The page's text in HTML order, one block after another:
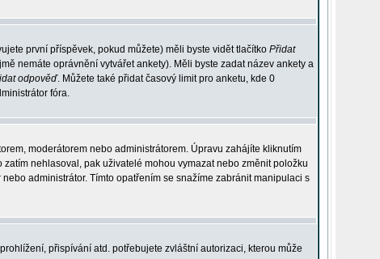
první příspěvek, pokud můžete) měli byste vidět tlačítko Přidat
nemáte oprávnění vytvářet ankety). Měli byste zadat název ankety a
odpověď. Můžete také přidat časový limit pro anketu, kde 0
fóra.
moderátorem nebo administrátorem. Úpravu zahájíte kliknutím
nehlasoval, pak uživatelé mohou vymazat nebo změnit položku
administrátor. Tímto opatřením se snažíme zabránit manipulaci s
přispívání atd. potřebujete zvláštní autorizaci, kterou může